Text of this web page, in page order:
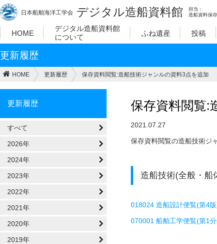
日本船舶海洋工学会 デジタル造船資料館
担当：
造船資料保
HOME
デジタル造船資料館
について
ふね遺産 投稿
更新履歴
HOME 更新履歴 保存資料閲覧:造船技術ジャンルの資料3点を追加
更新履歴
すべて
2026年
2024年
2023年
2022年
2021年
2020年
2019年
保存資料閲覧:
2021.07.27
保存資料閲覧の造船技術ジ
造船技術(全般・船
018024 造船設計便覧(第4
070001 船舶工学便覧(第1